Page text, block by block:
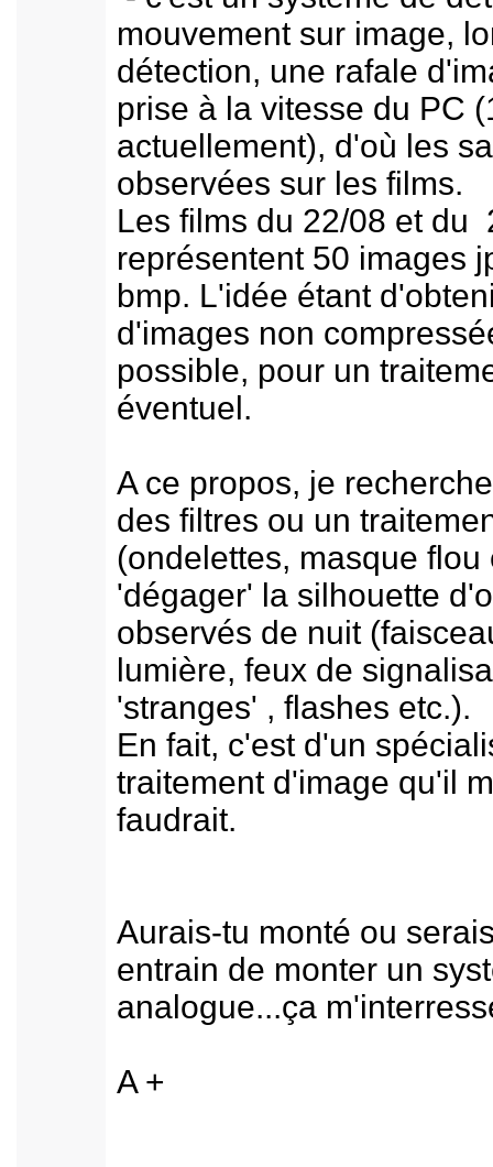
mouvement sur image,
détection, une rafale
prise à la vitesse du PC
actuellement), d'où les
observées sur les films.
Les films du 22/08 et du
représentent 50 images
bmp. L'idée étant
d'images non
possible, pour un
éventuel.
A ce propos, je
des filtres ou un
(ondelettes, masque flou
'dégager' la silhouette
observés de nuit
lumière, feux de
'stranges' , flashes etc.).
En fait, c'est d'un
traitement d'image qu'il
faudrait.
Aurais-tu monté ou
entrain de monter un
analogue...ça
A +